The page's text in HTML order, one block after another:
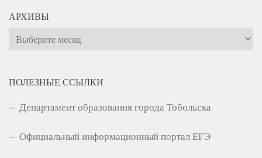
АРХИВЫ
Архивы
ПОЛЕЗНЫЕ ССЫЛКИ
Департамент образования города Тобольска
Официальный информационный портал ЕГЭ